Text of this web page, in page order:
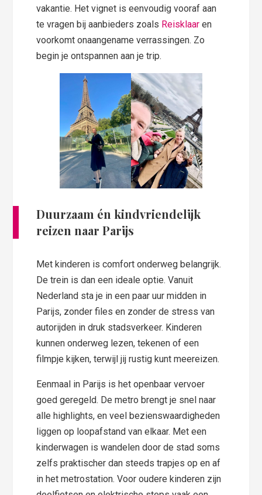
vakantie. Het vignet is eenvoudig vooraf aan
te vragen bij aanbieders zoals Reisklaar en
voorkomt onaangename verrassingen. Zo
begin je ontspannen aan je trip.
Duurzaam én kindvriendelijk
reizen naar Parijs
Met kinderen is comfort onderweg belangrijk.
De trein is dan een ideale optie. Vanuit
Nederland sta je in een paar uur midden in
Parijs, zonder files en zonder de stress van
autorijden in druk stadsverkeer. Kinderen
kunnen onderweg lezen, tekenen of een
filmpje kijken, terwijl jij rustig kunt meereizen.
Eenmaal in Parijs is het openbaar vervoer
goed geregeld. De metro brengt je snel naar
alle highlights, en veel bezienswaardigheden
liggen op loopafstand van elkaar. Met een
kinderwagen is wandelen door de stad soms
zelfs praktischer dan steeds trapjes op en af
in het metrostation. Voor oudere kinderen zijn